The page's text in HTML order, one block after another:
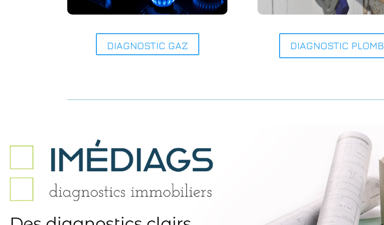
DIAGNOSTIC GAZ DIAGNOSTIC PLOMB